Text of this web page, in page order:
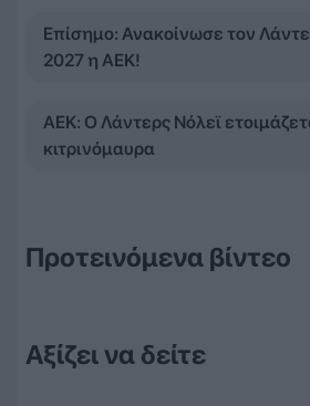
Επίσημο: Ανακοίνωσε τον
2027 η ΑΕΚ!
ΑΕΚ: Ο Λάντερς Νόλεϊ
κιτρινόμαυρα
Προτεινόμενα βίντεο
Αξίζει να δείτε